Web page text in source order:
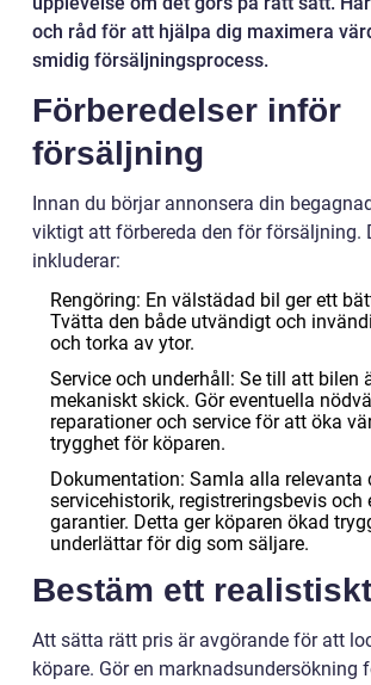
och råd för att hjälpa dig maximera
smidig försäljningsprocess.
Förberedelser inför
försäljning
Innan du börjar annonsera din
viktigt att förbereda den för försäljning.
inkluderar:
Rengöring: En välstädad bil ger ett
Tvätta den både utvändigt och
och torka av ytor.
Service och underhåll: Se till att bilen
mekaniskt skick. Gör eventuella
reparationer och service för att öka
trygghet för köparen.
Dokumentation: Samla alla relevanta
servicehistorik, registreringsbevis och
garantier. Detta ger köparen ökad
underlättar för dig som säljare.
Bestäm ett
Att sätta rätt pris är avgörande för att
köpare. Gör en marknadsundersökning